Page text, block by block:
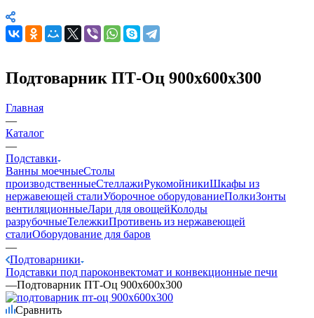
Подтоварник ПТ-Оц 900х600х300
Главная
—
Каталог
—
Подставки
Ванны моечныеСтолы
производственныеСтеллажиРукомойникиШкафы из
нержавеющей сталиУборочное оборудованиеПолкиЗонты
вентиляционныеЛари для овощейКолоды
разрубочныеТележкиПротивень из нержавеющей
сталиОборудование для баров
—
Подтоварники
Подставки под пароконвектомат и конвекционные печи
—Подтоварник ПТ-Оц 900х600х300
Сравнить